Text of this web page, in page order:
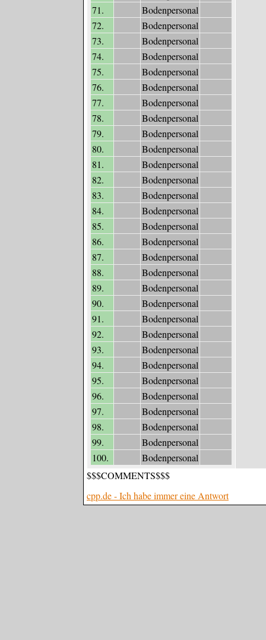
71.
Bodenpersonal
72.
Bodenpersonal
73.
Bodenpersonal
74.
Bodenpersonal
75.
Bodenpersonal
76.
Bodenpersonal
77.
Bodenpersonal
78.
Bodenpersonal
79.
Bodenpersonal
80.
Bodenpersonal
81.
Bodenpersonal
82.
Bodenpersonal
83.
Bodenpersonal
84.
Bodenpersonal
85.
Bodenpersonal
86.
Bodenpersonal
87.
Bodenpersonal
88.
Bodenpersonal
89.
Bodenpersonal
90.
Bodenpersonal
91.
Bodenpersonal
92.
Bodenpersonal
93.
Bodenpersonal
94.
Bodenpersonal
95.
Bodenpersonal
96.
Bodenpersonal
97.
Bodenpersonal
98.
Bodenpersonal
99.
Bodenpersonal
100.
Bodenpersonal
$$$COMMENTS$$$
cpp.de - Ich habe immer eine Antwort